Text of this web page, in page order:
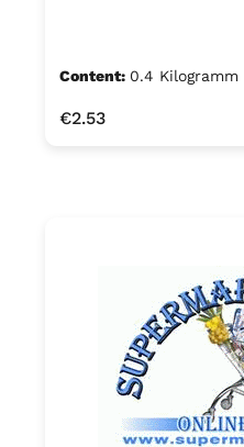
Content: 0.4 Kilogramm
Regular price:
€2.53